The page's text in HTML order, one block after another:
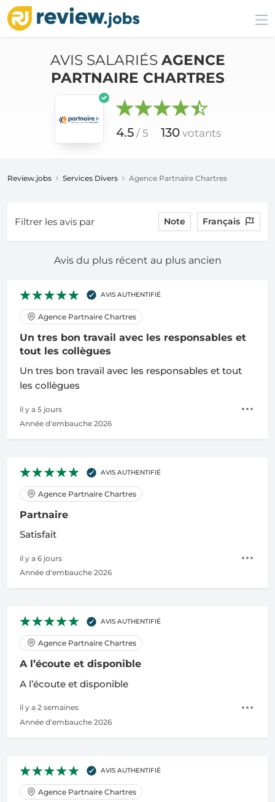
AVIS SALARIÉS AGENCE
PARTNAIRE CHARTRES
4.5 / 5 130 votants
Review.jobs Services Divers Agence Partnaire Chartres
Filtrer les avis par Note Français
Avis du plus récent au plus ancien
AVIS AUTHENTIFIÉ
Agence Partnaire Chartres
Un tres bon travail avec les responsables et
tout les collègues
Un tres bon travail avec les responsables et tout
les collègues
il y a 5 jours
Année d'embauche 2026
AVIS AUTHENTIFIÉ
Agence Partnaire Chartres
Partnaire
Satisfait
il y a 6 jours
Année d'embauche 2026
AVIS AUTHENTIFIÉ
Agence Partnaire Chartres
A l’écoute et disponible
A l’écoute et disponible
il y a 2 semaines
Année d'embauche 2026
AVIS AUTHENTIFIÉ
Agence Partnaire Chartres